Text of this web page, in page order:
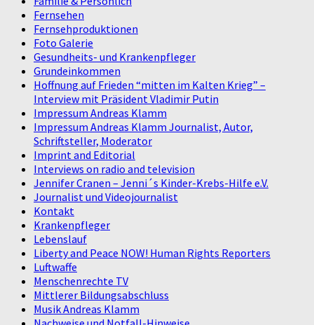
Fernsehen
Fernsehproduktionen
Foto Galerie
Gesundheits- und Krankenpfleger
Grundeinkommen
Hoffnung auf Frieden “mitten im Kalten Krieg” –
Interview mit Präsident Vladimir Putin
Impressum Andreas Klamm
Impressum Andreas Klamm Journalist, Autor,
Schriftsteller, Moderator
Imprint and Editorial
Interviews on radio and television
Jennifer Cranen – Jenni´s Kinder-Krebs-Hilfe e.V.
Journalist und Videojournalist
Kontakt
Krankenpfleger
Lebenslauf
Liberty and Peace NOW! Human Rights Reporters
Luftwaffe
Menschenrechte TV
Mittlerer Bildungsabschluss
Musik Andreas Klamm